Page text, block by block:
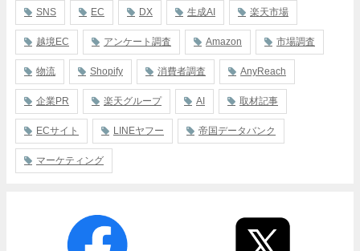
SNS EC DX 生成AI 楽天市場
越境EC アンケート調査 Amazon 市場調査
物流 Shopify 消費者調査 AnyReach
企業PR 楽天グループ AI 取材記事
ECサイト LINEヤフー 帝国データバンク
マーケティング